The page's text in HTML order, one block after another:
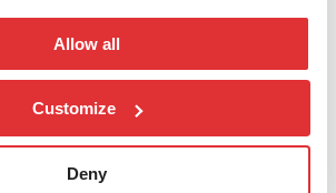
Allow all
Customize
Deny
no
NETCONF